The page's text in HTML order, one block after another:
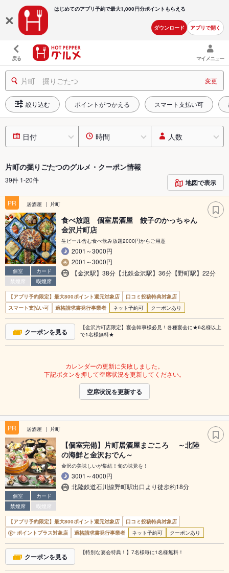
はじめてのアプリ予約で最大1,000円分ポイントもらえる
ダウンロード アプリで開く
戻る マイメニュー
片町 掘りごたつ 変更
絞り込む ポイントがつかえる スマート支払い可
日付 時間 人数
片町の掘りごたつのグルメ・クーポン情報
39件 1-20件 地図で表示
PR 居酒屋 片町
個室
カード
禁煙席
喫煙席
食べ放題 個室居酒屋 餃子のかっちゃん
金沢片町店
生ビール含む食べ飲み放題2000円からご用意
2001～3000円
2001～3000円
【金沢駅】38分【北鉄金沢駅】36分【野町駅】22分
【アプリ予約限定】最大800ポイント還元対象店
口コミ投稿特典対象店
スマート支払い可
適格請求書発行事業者 ネット予約可 クーポンあり
クーポンを見る
【金沢片町店限定】宴会幹事様必見！各種宴会に★6名様以上
で1名様無料★
カレンダーの更新に失敗しました。
下記ボタンを押して空席状況を更新してください。
空席状況を更新する
PR 居酒屋 片町
個室
カード
禁煙席
喫煙席
【個室完備】片町居酒屋まごころ ～北陸
の海鮮と金沢おでん～
金沢の美味しいが集結！旬の味覚を！
3001～4000円
北陸鉄道石川線野町駅出口より徒歩約18分
【アプリ予約限定】最大800ポイント還元対象店
口コミ投稿特典対象店
ポイントプラス対象店
適格請求書発行事業者 ネット予約可 クーポンあり
クーポンを見る 【特別な宴会特典！】7名様毎に1名様無料！